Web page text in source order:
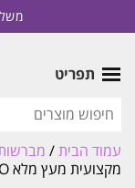
תפריט
עמוד הבית/
מקצועית מעץ מלא RODEO רודאו דגם 1702 XS